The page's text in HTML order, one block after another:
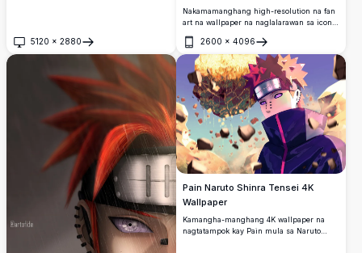
5120 × 2880
Buksan
Nakamamanghang high-resolution na fan
art na wallpaper na naglalarawan sa iconic
2600 × 4096
Buksan
Pain Naruto Shinra Tensei 4K
Wallpaper
Kamangha-manghang 4K wallpaper na
nagtatampok kay Pain mula sa Naruto